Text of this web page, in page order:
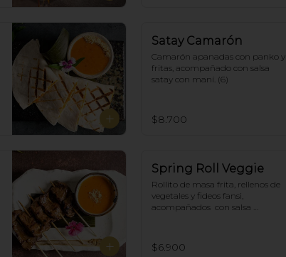
Satay Camarón
Camarón apanadas con panko y
fritas, acompañado con salsa
satay con maní. (6)
$8.700
Spring Roll Veggie
Rollito de masa frita, rellenos de
vegetales y fideos fansi,
acompañados  con salsa
$6.900